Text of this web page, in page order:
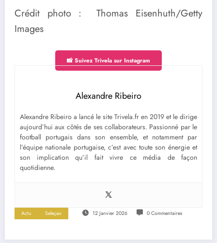
Crédit photo : Thomas Eisenhuth/Getty
Images
📸 Suivez Trivela sur Instagram
Alexandre Ribeiro
Alexandre Ribeiro a lancé le site Trivela.fr en 2019 et le dirige
aujourd’hui aux côtés de ses collaborateurs. Passionné par le
football portugais dans son ensemble, et notamment par
l’équipe nationale portugaise, c’est avec toute son énergie et
son implication qu’il fait vivre ce média de façon
quotidienne.
Actu Seleçao 12 Janvier 2026 0 Commentaires